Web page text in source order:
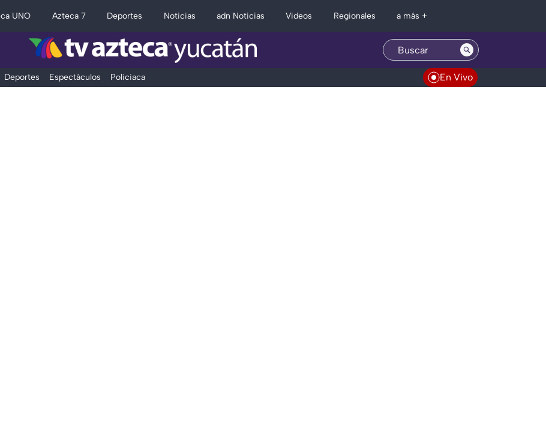
UNO Azteca 7 Deportes Noticias adn Noticias Videos Regionales a más +
Deportes Espectáculos Policiaca En Vivo